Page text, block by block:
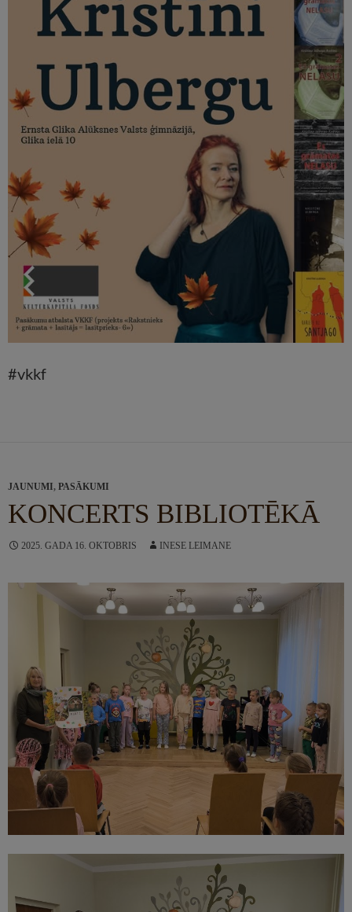
#vkkf
JAUNUMI, PASĀKUMI
KONCERTS BIBLIOTĒKĀ
2025. GADA 16. OKTOBRIS INESE LEIMANE